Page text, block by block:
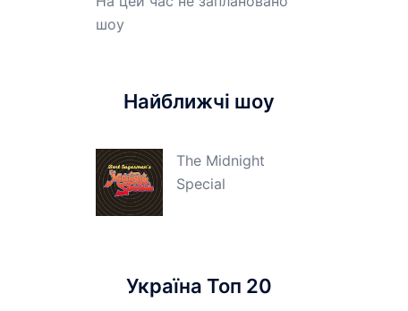
шоу
Найближчі шоу
The Midnight
Special
Україна Топ 20